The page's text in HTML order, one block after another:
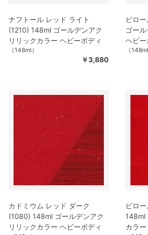
ナフトール レッド ライト
(1210) 148ml ゴールデンアク
リリックカラー ヘビーボディ
（148ml）
￥3,880
ピロ
ゴー
ヘビー
（148ml
カドミウム レッド ダーク
(1080) 148ml ゴールデンアク
リリックカラー ヘビーボディ
ピロ
148ml
カラ